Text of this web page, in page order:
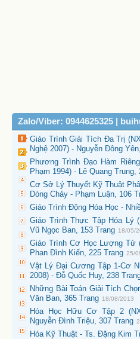
Zalo/Viber: 0944625325 |
Giáo Trình Giải Tích Đa Trị
Nghệ 2007) - Nguyễn Đông
Phương Trình Đạo Hàm
Phạm 1994) - Lê Quang Trung,
Cơ Sở Lý Thuyết Kỹ Thuật
Dòng Chảy - Phạm Luận, 106
Giáo Trình Động Hóa Học -
Giáo Trình Thực Tập Hóa Lý
Vũ Ngọc Ban, 153 Trang 18/05/
Giáo Trình Cơ Học Lượng Tử
Phan Đình Kiến, 225 Trang 25/
Vật Lý Đại Cương Tập 1-Cơ
2008) - Đỗ Quốc Huy, 238
Những Bài Toán Giải Tích
Văn Ban, 365 Trang 18/08/2013
Hóa Học Hữu Cơ Tập 2
Nguyễn Đình Triệu, 307 Trang
Hóa Kỹ Thuật - Ts. Đặng Kim